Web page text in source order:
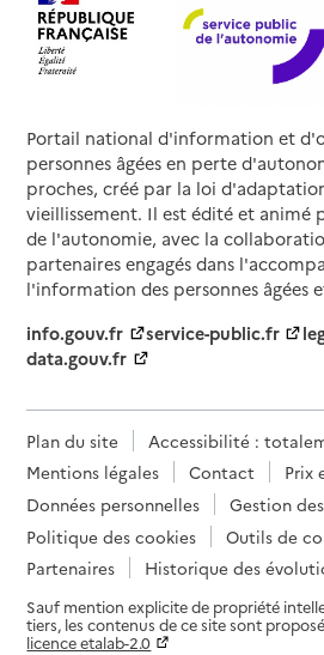
Portail national d'information et
personnes âgées en perte
proches, créé par la loi
vieillissement. Il est édité et animé
de l'autonomie, avec la
partenaires engagés dans
l'information des personnes âgées
info.gouv.fr
service-public.fr
data.gouv.fr
Plan du site
Accessibilité :
Mentions légales
Contact
Prix
Données personnelles
Gestion
Politique des cookies
Outils de
Partenaires
Historique des
Sauf mention explicite de propriété
tiers, les contenus de ce site sont
licence etalab-2.0